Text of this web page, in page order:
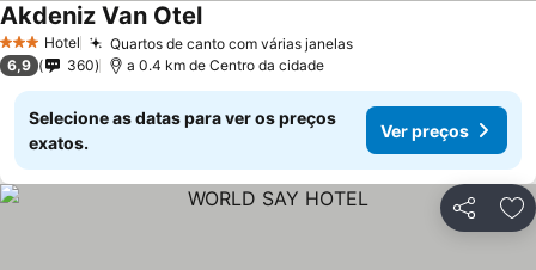
3 EstrelasHotel Quartos de canto com várias janelas
Akdeniz Van Otel
6,9 360 a 0.4 km de Centro da cidade
Selecione as datas para ver os preços
exatos.
Ver preços
Partilhar